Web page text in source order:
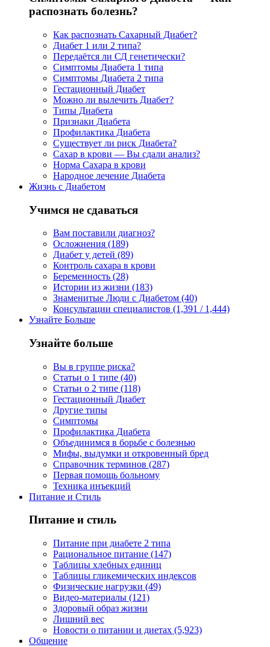
распознать болезнь?
Как распознать Сахарный Диабет?
Диабет 1 или 2 типа?
Передаётся ли СД генетически?
Симптомы Диабета 1 типа
Симптомы Диабета 2 типа
Гестационный Диабет
Можно ли вылечить Диабет?
Типы Диабета
Признаки Диабета
Профилактика Диабета
Существует ли риск Диабета?
Сахар в крови — Вы сдали анализ?
Норма Сахара в крови
Народное лечение Диабета
Жизнь с Диабетом
Учимся не сдаваться
Вам поставили диагноз?
Осложнения (189)
Диабет у детей (89)
Контроль сахара в крови
Беременность (28)
Истории из жизни (183)
Знаменитые Люди с Диабетом (40)
Консультации специалистов (1,391 / 1,444)
Узнайте Больше
Узнайте больше
Вы в группе риска?
Статьи о 1 типе (40)
Статьи о 2 типе (118)
Гестационный Диабет
Другие типы
Симптомы
Профилактика Диабета
Объединимся в борьбе с болезнью
Мифы, выдумки и откровенный бред
Справочник терминов (287)
Первая помощь больному
Техника инъекций
Питание и Стиль
Питание и стиль
Питание при диабете 2 типа
Рациональное питание (147)
Таблицы хлебных единиц
Таблицы гликемических индексов
Физические нагрузки (49)
Видео-материалы (121)
Здоровый образ жизни
Лишний вес
Новости о питании и диетах (5,923)
Общение